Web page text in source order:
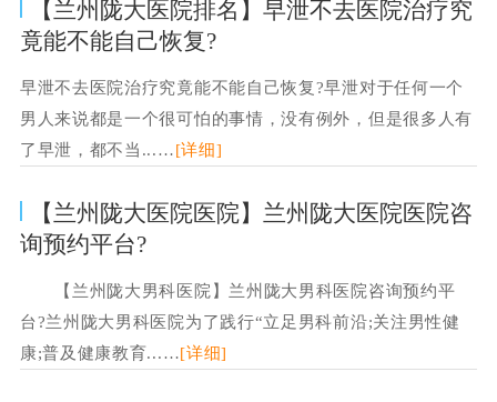
【兰州陇大医院排名】早泄不去医院治疗究
竟能不能自己恢复?
早泄不去医院治疗究竟能不能自己恢复?早泄对于任何一个
男人来说都是一个很可怕的事情，没有例外，但是很多人有
了早泄，都不当...…[详细]
【兰州陇大医院医院】兰州陇大医院医院咨
询预约平台?
【兰州陇大男科医院】兰州陇大男科医院咨询预约平
台?兰州陇大男科医院为了践行“立足男科前沿;关注男性健
康;普及健康教育...…[详细]